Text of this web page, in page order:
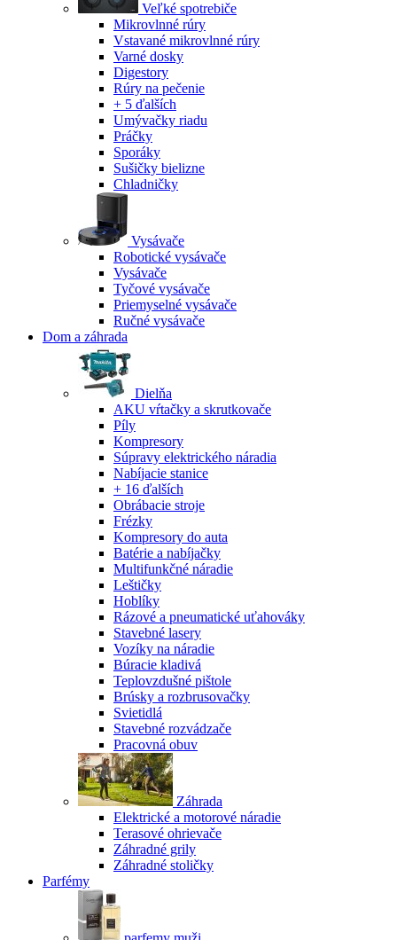
Veľké spotrebiče
Mikrovlnné rúry
Vstavané mikrovlnné rúry
Varné dosky
Digestory
Rúry na pečenie
+ 5 ďalších
Umývačky riadu
Práčky
Sporáky
Sušičky bielizne
Chladničky
Vysávače
Robotické vysávače
Vysávače
Tyčové vysávače
Priemyselné vysávače
Ručné vysávače
Dom a záhrada
Dielňa
AKU vŕtačky a skrutkovače
Píly
Kompresory
Súpravy elektrického náradia
Nabíjacie stanice
+ 16 ďalších
Obrábacie stroje
Frézky
Kompresory do auta
Batérie a nabíjačky
Multifunkčné náradie
Leštičky
Hoblíky
Rázové a pneumatické uťahováky
Stavebné lasery
Vozíky na náradie
Búracie kladivá
Teplovzdušné pištole
Brúsky a rozbrusovačky
Svietidlá
Stavebné rozvádzače
Pracovná obuv
Záhrada
Elektrické a motorové náradie
Terasové ohrievače
Záhradné grily
Záhradné stoličky
Parfémy